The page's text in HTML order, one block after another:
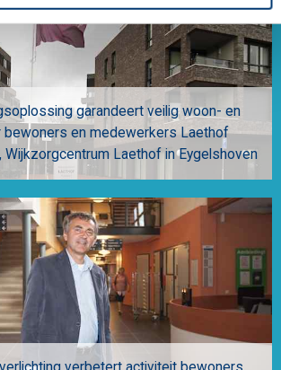
garandeert veilig woon- en
bewoners en medewerkers Laethof
Wijkzorgcentrum Laethof in Eygelshoven